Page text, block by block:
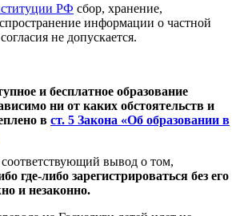
РФ сбор, хранение,
информации о частной
не допускается.
и бесплатное образование
ни от каких обстоятельств и
в ст. 5 Закона «Об образовании в
вывод о том,
где-либо зарегистрироваться без его
и незаконно.